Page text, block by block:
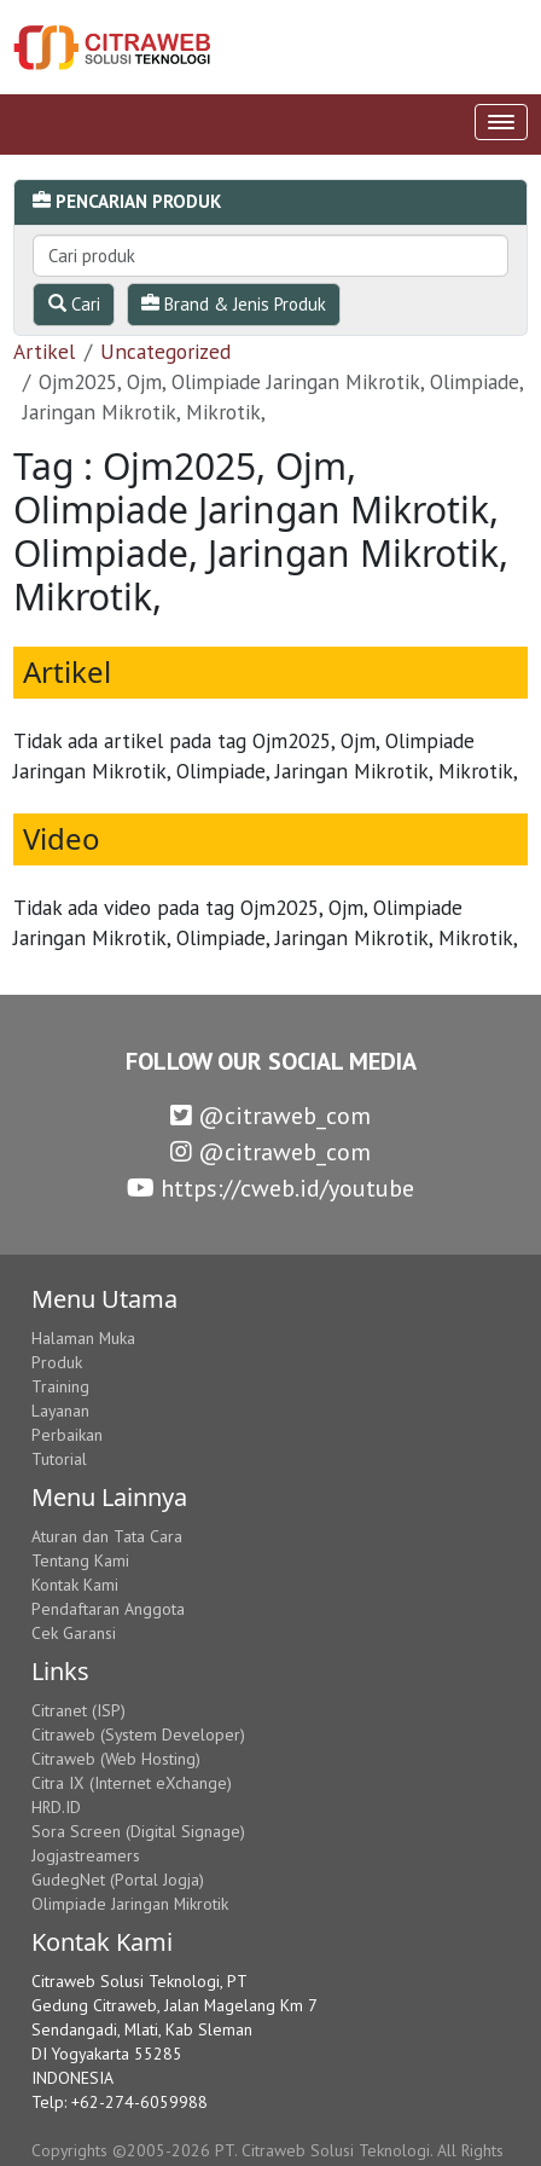
PENCARIAN PRODUK
Cari Brand & Jenis Produk
Artikel
Uncategorized
Ojm2025, Ojm, Olimpiade Jaringan Mikrotik, Olimpiade,
Jaringan Mikrotik, Mikrotik,
Tag : Ojm2025, Ojm,
Olimpiade Jaringan Mikrotik,
Olimpiade, Jaringan Mikrotik,
Mikrotik,
Artikel
Tidak ada artikel pada tag Ojm2025, Ojm, Olimpiade
Jaringan Mikrotik, Olimpiade, Jaringan Mikrotik, Mikrotik,
Video
Tidak ada video pada tag Ojm2025, Ojm, Olimpiade
Jaringan Mikrotik, Olimpiade, Jaringan Mikrotik, Mikrotik,
FOLLOW OUR SOCIAL MEDIA
@citraweb_com
@citraweb_com
https://cweb.id/youtube
Menu Utama
Halaman Muka
Produk
Training
Layanan
Perbaikan
Tutorial
Menu Lainnya
Aturan dan Tata Cara
Tentang Kami
Kontak Kami
Pendaftaran Anggota
Cek Garansi
Links
Citranet (ISP)
Citraweb (System Developer)
Citraweb (Web Hosting)
Citra IX (Internet eXchange)
HRD.ID
Sora Screen (Digital Signage)
Jogjastreamers
GudegNet (Portal Jogja)
Olimpiade Jaringan Mikrotik
Kontak Kami
Citraweb Solusi Teknologi, PT
Gedung Citraweb, Jalan Magelang Km 7
Sendangadi, Mlati, Kab Sleman
DI Yogyakarta 55285
INDONESIA
Telp: +62-274-6059988
Copyrights ©2005-2026 PT. Citraweb Solusi Teknologi. All Rights